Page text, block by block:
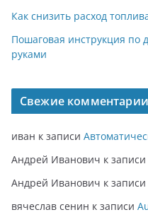
Как снизить расход
Пошаговая инструкция по
руками
Свежие комментарии
иван к записи
Андрей Иванович к записи
Андрей Иванович к записи
вячеслав сенин к записи